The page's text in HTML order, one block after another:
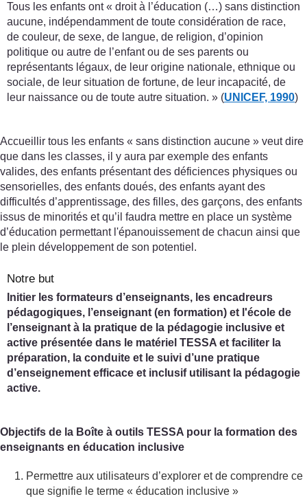
Tous les enfants ont « droit à l’éducation (…) sans distinction
aucune, indépendamment de toute considération de race,
de couleur, de sexe, de langue, de religion, d’opinion
politique ou autre de l’enfant ou de ses parents ou
représentants légaux, de leur origine nationale, ethnique ou
sociale, de leur situation de fortune, de leur incapacité, de
leur naissance ou de toute autre situation. » (UNICEF, 1990)
Accueillir tous les enfants « sans distinction aucune » veut dire
que dans les classes, il y aura par exemple des enfants
valides, des enfants présentant des déficiences physiques ou
sensorielles, des enfants doués, des enfants ayant des
difficultés d’apprentissage, des filles, des garçons, des enfants
issus de minorités et qu’il faudra mettre en place un système
d’éducation permettant l'épanouissement de chacun ainsi que
le plein développement de son potentiel.
Notre but
Initier les formateurs d’enseignants, les encadreurs
pédagogiques, l’enseignant (en formation) et l'école de
l’enseignant à la pratique de la pédagogie inclusive et
active présentée dans le matériel TESSA et faciliter la
préparation, la conduite et le suivi d’une pratique
d’enseignement efficace et inclusif utilisant la pédagogie
active.
Objectifs de la Boîte à outils TESSA pour la formation des
enseignants en éducation inclusive
Permettre aux utilisateurs d’explorer et de comprendre ce
que signifie le terme « éducation inclusive »